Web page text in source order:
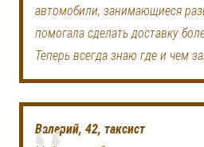
автомобили, занимающиеся
помогала сделать доставку
Теперь всегда знаю где и чем
Валерий, 42, таксист